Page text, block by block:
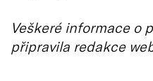
Veškeré informace o
připravila redakce